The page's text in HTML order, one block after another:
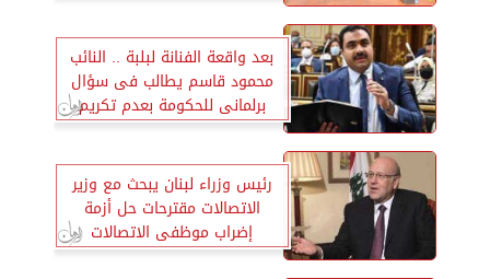
بعد واقعة الفنانة لبلبة .. النائب
محمود قاسم يطالب فى سؤال
برلمانى للحكومة بعدم تكريم
الرموز على نفقة الدولة
رئيس وزراء لبنان يبحث مع وزير
الاتصالات مقترحات حل أزمة
إضراب موظفى الاتصالات